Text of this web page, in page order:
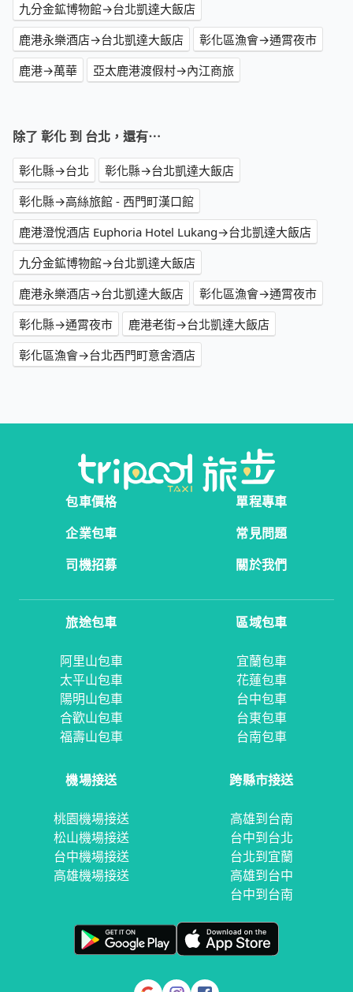
九分金鉱博物館→台北凱達大飯店
鹿港永樂酒店→台北凱達大飯店
彰化區漁會→通霄夜市
鹿港→萬華
亞太鹿港渡假村→內江商旅
除了 彰化 到 台北，還有⋯
彰化縣→台北
彰化縣→台北凱達大飯店
彰化縣→高絲旅館 - 西門町漢口館
鹿港澄悅酒店 Euphoria Hotel Lukang→台北凱達大飯店
九分金鉱博物館→台北凱達大飯店
鹿港永樂酒店→台北凱達大飯店
彰化區漁會→通霄夜市
彰化縣→通霄夜市
鹿港老街→台北凱達大飯店
彰化區漁會→台北西門町意舍酒店
包車價格
單程專車
企業包車
常見問題
司機招募
關於我們
旅途包車
阿里山包車
太平山包車
陽明山包車
合歡山包車
福壽山包車
區域包車
宜蘭包車
花蓮包車
台中包車
台東包車
台南包車
機場接送
桃園機場接送
松山機場接送
台中機場接送
高雄機場接送
跨縣市接送
高雄到台南
台中到台北
台北到宜蘭
高雄到台中
台中到台南